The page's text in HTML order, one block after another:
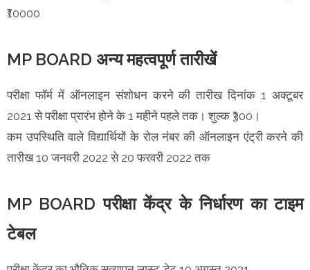
₹10000
MP BOARD अन्य महत्वपूर्ण तारीखें
परीक्षा फॉर्म में ऑनलाइन संशोधन करने की तारीख दिनांक 1 अक्टूबर
2021 से परीक्षा प्रारंभ होने के 1 महीने पहले तक। शुल्क ₹300।
कम उपस्थिति वाले विद्यार्थियों के रोल नंबर की ऑनलाइन एंट्री करने की
तारीख 10 जनवरी 2022 से 20 फरवरी 2022 तक
MP BOARD परीक्षा केंद्र के निर्धारण का टाइम
टेबल